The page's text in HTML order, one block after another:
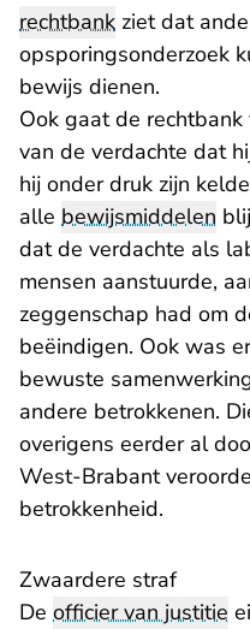
rechtbank ziet dat
opsporingsonderzoek
bewijs dienen.
Ook gaat de
van de verdachte dat
hij onder druk zijn
alle bewijsmiddelen
dat de verdachte als
mensen aanstuurde,
zeggenschap had om
beëindigen. Ook was
bewuste
andere betrokkenen.
overigens eerder al
West-Brabant
betrokkenheid.
Zwaardere straf
De officier van justitie